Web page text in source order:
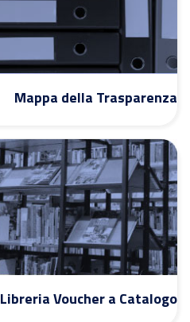
Mappa della Trasparenza
Libreria Voucher a Catalogo